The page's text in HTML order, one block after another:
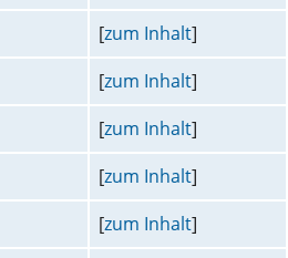
[zum Inhalt]
[zum Inhalt]
[zum Inhalt]
[zum Inhalt]
[zum Inhalt]